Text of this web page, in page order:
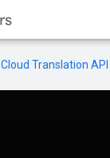
Cloud Translation API